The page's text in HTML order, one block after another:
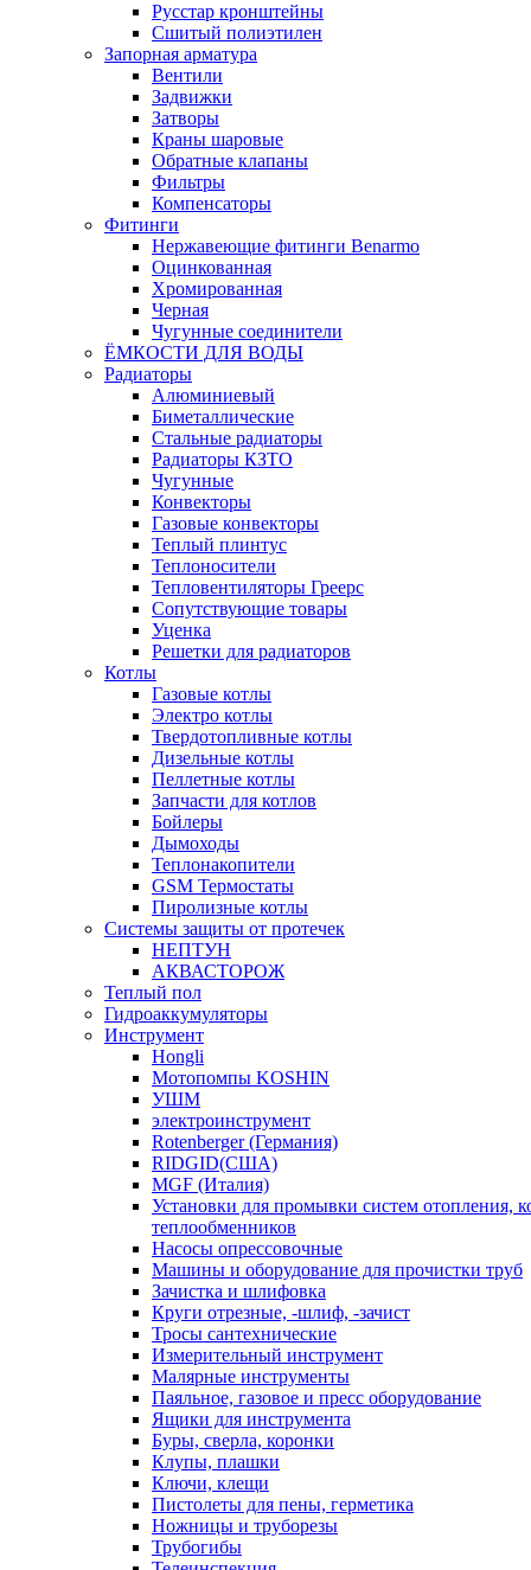
Русстар кронштейны
Сшитый полиэтилен
Запорная арматура
Вентили
Задвижки
Затворы
Краны шаровые
Обратные клапаны
Фильтры
Компенсаторы
Фитинги
Нержавеющие фитинги Benarmo
Оцинкованная
Хромированная
Черная
Чугунные соединители
ЁМКОСТИ ДЛЯ ВОДЫ
Радиаторы
Алюминиевый
Биметаллические
Стальные радиаторы
Радиаторы КЗТО
Чугунные
Конвекторы
Газовые конвекторы
Теплый плинтус
Теплоносители
Тепловентиляторы Греерс
Сопутствующие товары
Уценка
Решетки для радиаторов
Котлы
Газовые котлы
Электро котлы
Твердотопливные котлы
Дизельные котлы
Пеллетные котлы
Запчасти для котлов
Бойлеры
Дымоходы
Теплонакопители
GSM Термостаты
Пиролизные котлы
Системы защиты от протечек
НЕПТУН
АКВАСТОРОЖ
Теплый пол
Гидроаккумуляторы
Инструмент
Hongli
Мотопомпы KOSHIN
УШМ
электроинструмент
Rotenberger (Германия)
RIDGID(США)
MGF (Италия)
Установки для промывки систем отопления,
теплообменников
Насосы опрессовочные
Машины и оборудование для прочистки труб
Зачистка и шлифовка
Круги отрезные, -шлиф, -зачист
Тросы сантехнические
Измерительный инструмент
Малярные инструменты
Паяльное, газовое и пресс оборудование
Ящики для инструмента
Буры, сверла, коронки
Клупы, плашки
Ключи, клещи
Пистолеты для пены, герметика
Ножницы и труборезы
Трубогибы